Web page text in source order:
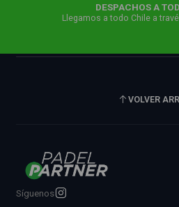
DESPACHOS A
Llegamos a todo Chile a
VOLVER
Síguenos